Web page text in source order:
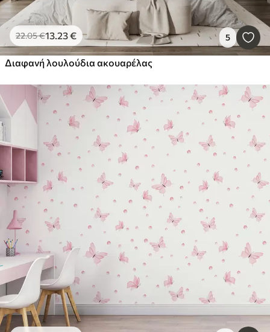
22.05€13.23€ 5
Διαφανή λουλούδια ακουαρέλας